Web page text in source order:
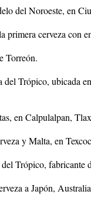
del Noroeste, en
cerveza con
Torreón.
Trópico, ubicada
en Calpulalpan,
y Malta, en
Trópico, fabricante
a Japón,